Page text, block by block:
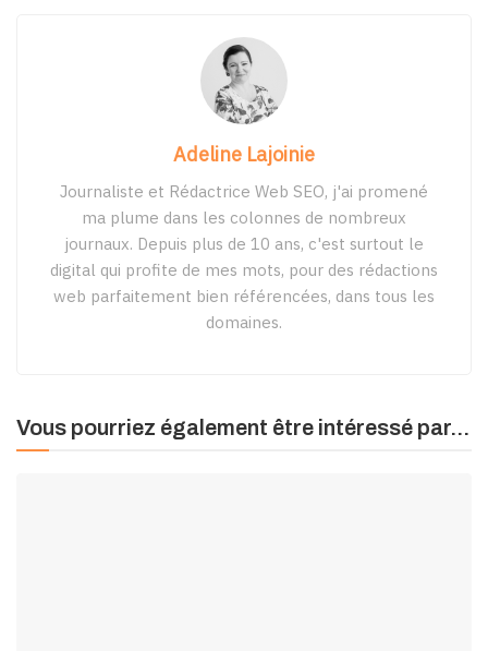
Adeline Lajoinie
Journaliste et Rédactrice Web SEO, j'ai promené
ma plume dans les colonnes de nombreux
journaux. Depuis plus de 10 ans, c'est surtout le
digital qui profite de mes mots, pour des rédactions
web parfaitement bien référencées, dans tous les
domaines.
Vous pourriez également être intéressé par...